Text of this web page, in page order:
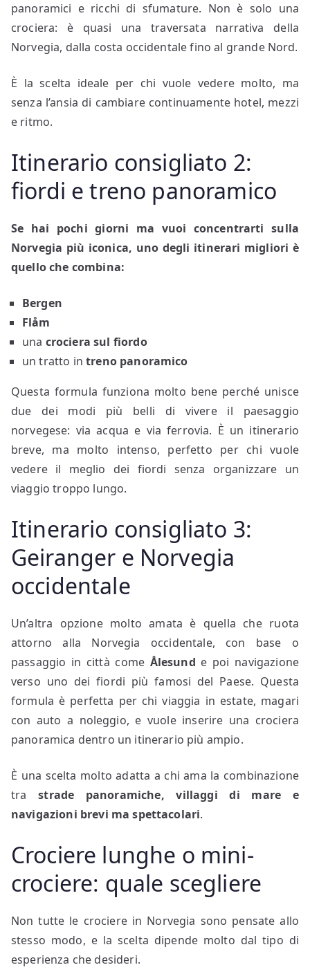
panoramici e ricchi di sfumature. Non è solo una
crociera: è quasi una traversata narrativa della
Norvegia, dalla costa occidentale fino al grande Nord.
È la scelta ideale per chi vuole vedere molto, ma
senza l’ansia di cambiare continuamente hotel, mezzi
e ritmo.
Itinerario consigliato 2:
fiordi e treno panoramico
Se hai pochi giorni ma vuoi concentrarti sulla
Norvegia più iconica, uno degli itinerari migliori è
quello che combina:
Bergen
Flåm
una crociera sul fiordo
un tratto intreno panoramico
Questa formula funziona molto bene perché unisce
due dei modi più belli di vivere il paesaggio
norvegese: via acqua e via ferrovia. È un itinerario
breve, ma molto intenso, perfetto per chi vuole
vedere il meglio dei fiordi senza organizzare un
viaggio troppo lungo.
Itinerario consigliato 3:
Geiranger e Norvegia
occidentale
Un’altra opzione molto amata è quella che ruota
attorno alla Norvegia occidentale, con base o
passaggio in città come Ålesund e poi navigazione
verso uno dei fiordi più famosi del Paese. Questa
formula è perfetta per chi viaggia in estate, magari
con auto a noleggio, e vuole inserire una crociera
panoramica dentro un itinerario più ampio.
È una scelta molto adatta a chi ama la combinazione
trastrade panoramiche, villaggi di mare e
navigazioni brevi ma spettacolari.
Crociere lunghe o mini-
crociere: quale scegliere
Non tutte le crociere in Norvegia sono pensate allo
stesso modo, e la scelta dipende molto dal tipo di
esperienza che desideri.